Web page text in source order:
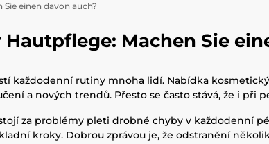
einen davon auch?
Machen Sie
každodenní rutiny mnoha lidí. Nabídka
a nových trendů. Přesto se často stává, že i při
za problémy pleti drobné chyby v každodenní
kroky. Dobrou zprávou je, že odstranění